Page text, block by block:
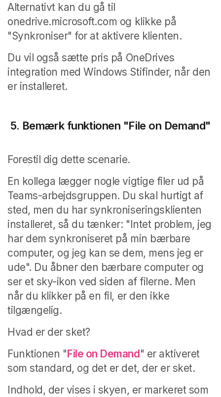
Alternativt kan du gå til
onedrive.microsoft.com og klikke på
"Synkroniser" for at aktivere klienten.
Du vil også sætte pris på OneDrives
integration med Windows Stifinder, når den
er installeret.
5. Bemærk funktionen "File on Demand"
Forestil dig dette scenarie.
En kollega lægger nogle vigtige filer ud på
Teams-arbejdsgruppen. Du skal hurtigt af
sted, men du har synkroniseringsklienten
installeret, så du tænker: "Intet problem, jeg
har dem synkroniseret på min bærbare
computer, og jeg kan se dem, mens jeg er
ude". Du åbner den bærbare computer og
ser et sky-ikon ved siden af filerne. Men
når du klikker på en fil, er den ikke
tilgængelig.
Hvad er der sket?
Funktionen "File on Demand" er aktiveret
som standard, og det er det, der er sket.
Indhold, der vises i skyen, er markeret som